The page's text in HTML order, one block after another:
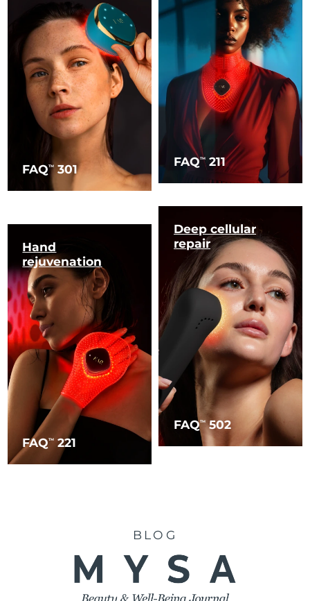
FAQTM 301
FAQTM 211
FAQTM 221
Hand
rejuvenation
FAQTM502
Deep cellular
repair
BLOG